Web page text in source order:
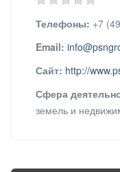
Телефоны: +7
Email:
Сайт: http://
Сфера
земель и